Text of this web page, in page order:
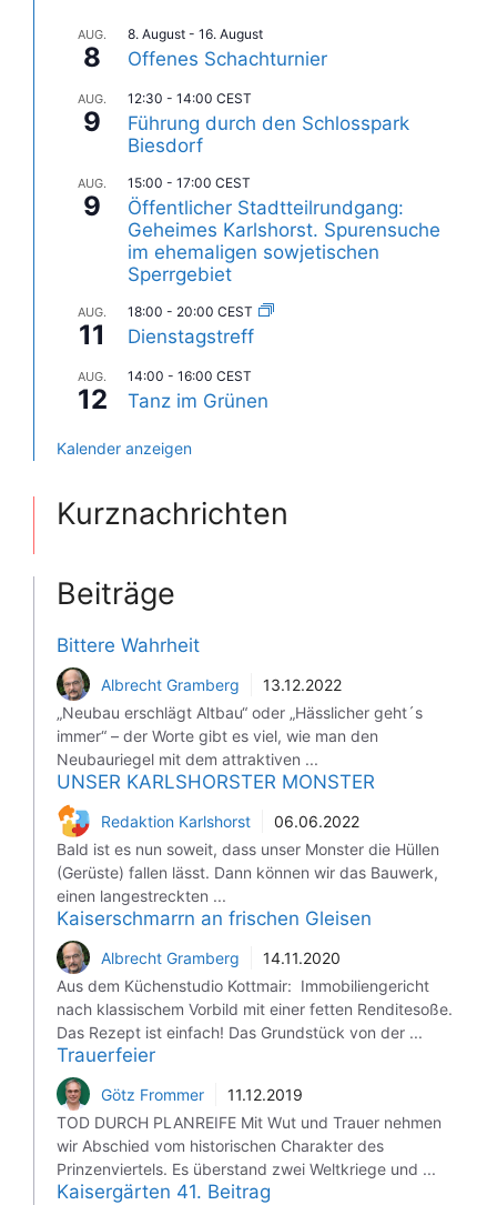
AUG.
8
8. August - 16. August
Offenes Schachturnier
AUG.
9
12:30 - 14:00 CEST
Führung durch den Schlosspark
Biesdorf
AUG.
9
15:00 - 17:00 CEST
Öffentlicher Stadtteilrundgang:
Geheimes Karlshorst. Spurensuche
im ehemaligen sowjetischen
Sperrgebiet
AUG.
11
18:00 - 20:00 CEST
Dienstagstreff
AUG.
12
14:00 - 16:00 CEST
Tanz im Grünen
Kalender anzeigen
Kurznachrichten
Beiträge
Bittere Wahrheit
Albrecht Gramberg
13.12.2022
„Neubau erschlägt Altbau“ oder „Hässlicher geht´s
immer“ – der Worte gibt es viel, wie man den
Neubauriegel mit dem attraktiven ...
UNSER KARLSHORSTER MONSTER
Redaktion Karlshorst
06.06.2022
Bald ist es nun soweit, dass unser Monster die Hüllen
(Gerüste) fallen lässt. Dann können wir das Bauwerk,
einen langestreckten ...
Kaiserschmarrn an frischen Gleisen
Albrecht Gramberg
14.11.2020
Aus dem Küchenstudio Kottmair: Immobiliengericht
nach klassischem Vorbild mit einer fetten Renditesoße.
Das Rezept ist einfach! Das Grundstück von der ...
Trauerfeier
Götz Frommer
11.12.2019
TOD DURCH PLANREIFE Mit Wut und Trauer nehmen
wir Abschied vom historischen Charakter des
Prinzenviertels. Es überstand zwei Weltkriege und ...
Kaisergärten 41. Beitrag